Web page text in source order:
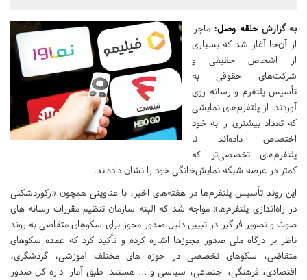
به گزارشحلقه وصل: ماجرا
از آن‌جا آغاز شد که بسیاری
از اشخاص حقیقی و
شرکت‌های حقوقی به
تأسیس پلتفرم‌ و رسانه روی
آوردند. از پلتفرم‌های نمایشی
که تعداد بیشتری را به خود
اختصاص داده‌اند تا
پلتفرم‌های تخصصی‌تر که
کمتر در عرصه شبکه نمایش‌خانگی خود را نشان داده‌اند.
این روند تأسیس پلتفرم‌ها در هفته‌های اخیر، با عناوینی همچون «رکوردشکنی
در راه‌اندازی پلتفرم‌ها» مواجه شد که البته سازمان تنظیم مقررات رسانه های
صوت و تصویر فراگیر در تبیین دلیل صدور مجوز برای سکوهای متقاضی به روند
ناظر بر درگاه ملی صدور مجوزها اشاره کرده و تأکید کرد که عمده سکوهای
متقاضی، سکوهای تخصصی در حوزه های مختلف آموزشی، گردشگری،
اقتصادی، فرهنگی، اجتماعی، سیاسی و ... هستند. طبق آمار اداره کل صدور